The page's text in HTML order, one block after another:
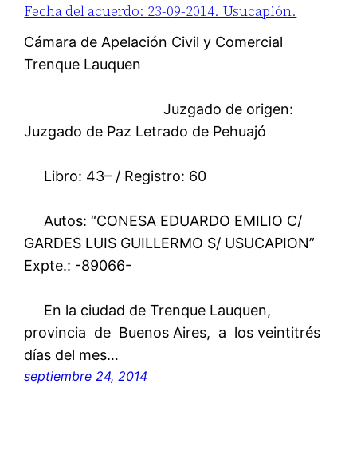
Fecha del acuerdo: 23-09-2014. Usucapión.
Cámara de Apelación Civil y Comercial
Trenque Lauquen
Juzgado de origen:
Juzgado de Paz Letrado de Pehuajó
Libro: 43– / Registro: 60
Autos: “CONESA EDUARDO EMILIO C/
GARDES LUIS GUILLERMO S/ USUCAPION”
Expte.: -89066-
En la ciudad de Trenque Lauquen,
provincia de Buenos Aires, a los veintitrés
días del mes…
septiembre 24, 2014